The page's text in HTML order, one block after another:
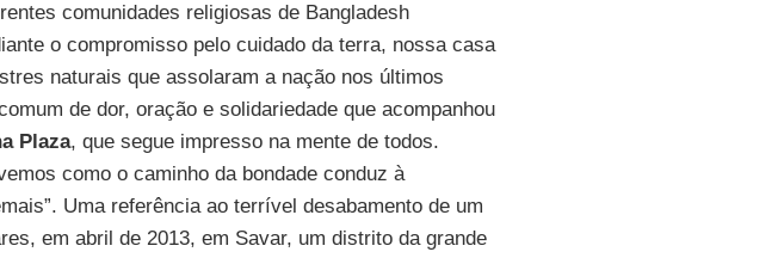
comunidades religiosas de Bangladesh
o compromisso pelo cuidado da terra, nossa casa
naturais que assolaram a nação nos últimos
de dor, oração e solidariedade que acompanhou
Plaza, que segue impresso na mente de todos.
como o caminho da bondade conduz à
Uma referência ao terrível desabamento de um
em abril de 2013, em Savar, um distrito da grande